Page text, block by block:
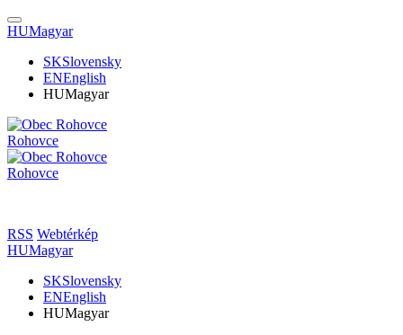
HUMagyar
SKSlovensky
ENEnglish
HUMagyar
Rohovce
Rohovce
RSS Webtérkép
HUMagyar
SKSlovensky
ENEnglish
HUMagyar